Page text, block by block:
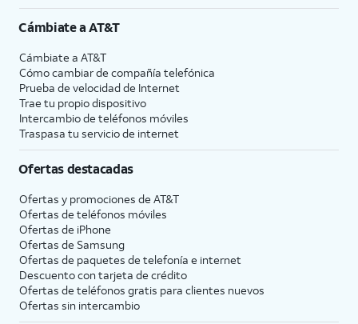
Cámbiate aAT&T
Cámbiate a AT&T
Cómo cambiar de compañía telefónica
Prueba de velocidad de Internet
Trae tu propio dispositivo
Intercambio de teléfonos móviles
Traspasa tu servicio de internet
Ofertas destacadas
Ofertas y promociones de AT&T
Ofertas de teléfonos móviles
Ofertas de iPhone
Ofertas de Samsung
Ofertas de paquetes de telefonía e internet
Descuento con tarjeta de crédito
Ofertas de teléfonos gratis para clientes nuevos
Ofertas sin intercambio